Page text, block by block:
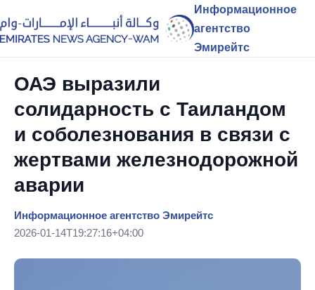
Информационное
агентство
Эмирейтс
ОАЭ выразили
солидарность с Таиландом
и соболезнования в связи с
жертвами железнодорожной
аварии
Информационное агентство Эмирейтс
2026-01-14T19:27:16+04:00